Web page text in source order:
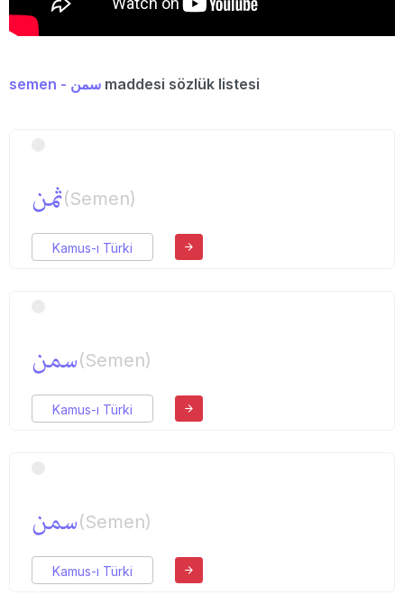
semen - سمن maddesi sözlük listesi
ثمن(Semen)
Kamus-ı Türki
سمن(Semen)
Kamus-ı Türki
سمن(Semen)
Kamus-ı Türki